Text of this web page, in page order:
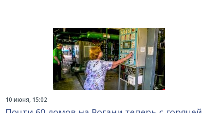
10 июня, 15:02